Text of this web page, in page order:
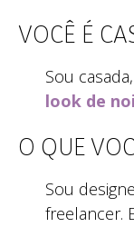
VOCÊ É
Sou
look de
O QUE
Sou
freelancer.